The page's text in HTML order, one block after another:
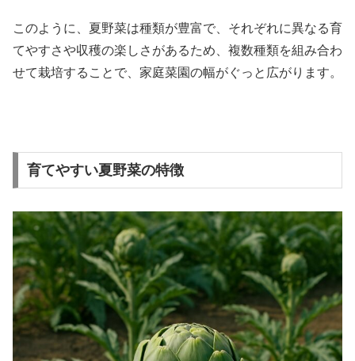
このように、夏野菜は種類が豊富で、それぞれに異なる育
てやすさや収穫の楽しさがあるため、複数種類を組み合わ
せて栽培することで、家庭菜園の幅がぐっと広がります。
育てやすい夏野菜の特徴